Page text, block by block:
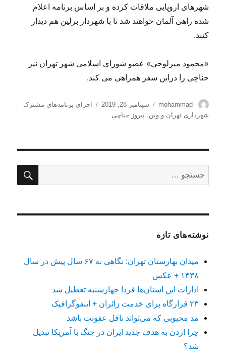
شهرهای اروپایی ملاقات کرده و بر اساس برنامه اعلام
شده راهی آلمان خواهند شد تا با شهردار برلین هم دیدار
کنند.
«محمود میرلوحی» عضو شورای اسلامی شهر تهران نیز
حناچی را دراین سفر همراهی می کند.
نویسنده
mohammad
ارسال
شده
سپتامبر 28, 2019 برچسب‌ها
اجرای برنامه‌های مشترک
شهرداری تهران و وین، پیروز حناچی
برای:
نوشته‌های تازه
میدان بهارستان تهران: نگاهی به ۶۷ سال پیش در سال
۱۳۳۸ + عکس
ادارات این استان‌ها فردا چهارشنبه تعطیل شد
۲۳ قرارگاه برای خدمت زائران + اینفوگرافیک
مد محبوبی که می‌تواند ناقل عفونت باشد
چرا اردن به هدف جدید ایران در جنگ با آمریکا تبدیل
شد؟